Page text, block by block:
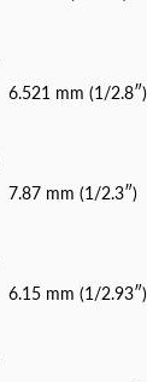
6.521 mm (1/2.8″)
7.87 mm (1/2.3″)
6.15 mm (1/2.93″)